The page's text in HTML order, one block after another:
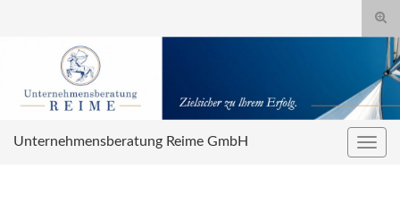
Search for:
Unternehmensberatung Reime GmbH